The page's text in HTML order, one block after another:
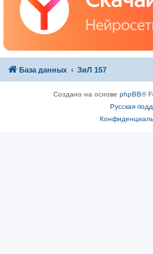
База данных ЗиЛ 157
Создано на основе phpBB®
Русская